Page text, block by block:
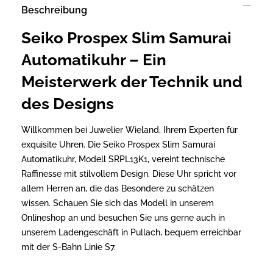
Beschreibung
Seiko Prospex Slim Samurai
Automatikuhr – Ein
Meisterwerk der Technik und
des Designs
Willkommen bei Juwelier Wieland, Ihrem Experten für
exquisite Uhren. Die Seiko Prospex Slim Samurai
Automatikuhr, Modell SRPL13K1, vereint technische
Raffinesse mit stilvollem Design. Diese Uhr spricht vor
allem Herren an, die das Besondere zu schätzen
wissen. Schauen Sie sich das Modell in unserem
Onlineshop an und besuchen Sie uns gerne auch in
unserem Ladengeschäft in Pullach, bequem erreichbar
mit der S-Bahn Linie S7.